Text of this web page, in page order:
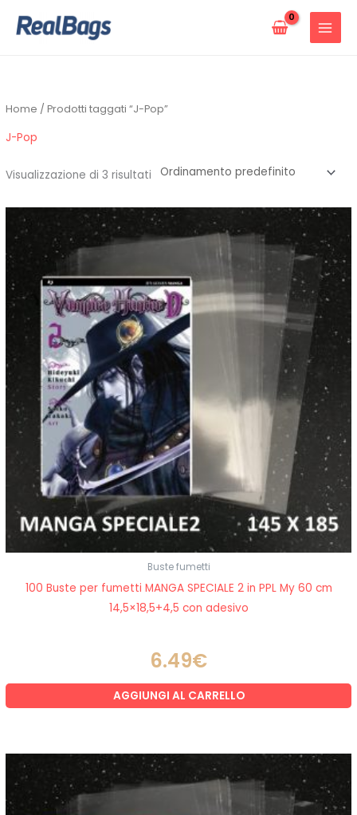
Home / Prodotti taggati “J-Pop”
J-Pop
Visualizzazione di 3 risultati
Buste fumetti
100 Buste per fumetti MANGA SPECIALE 2 in PPL My 60 cm
14,5×18,5+4,5 con adesivo
6.49€
AGGIUNGI AL CARRELLO